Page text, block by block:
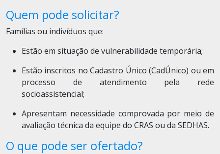
Quem pode solicitar?
Famílias ou indivíduos que:
Estão em situação de vulnerabilidade temporária;
Estão inscritos no Cadastro Único (CadÚnico) ou em
processo de atendimento pela rede
socioassistencial;
Apresentam necessidade comprovada por meio de
avaliação técnica da equipe do CRAS ou da SEDHAS.
O que pode ser ofertado?